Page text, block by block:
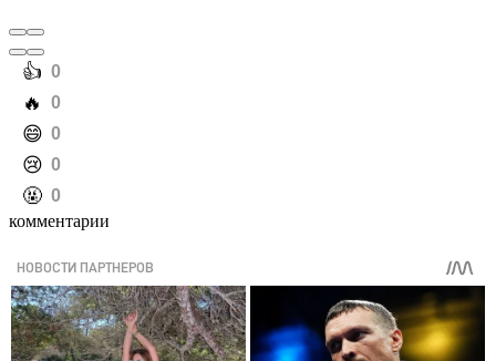
️👍 0
️🔥 0
️😄 0
️😢 0
️🤬 0
комментарии